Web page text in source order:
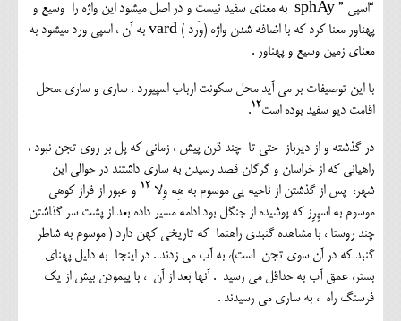
“اسپی ” sphAy به معنای سفید نیست و در اصل میشود این واژه را وسیع و
پهناور معنا کرد که با اضافه شدن واژه (وَرد ) vard به آن ، اسپی ورد میشود به
معنای زمین وسیع و پهناور .
با این توصیفات بر می آید محل سکونت ارباب اسپیورد ، ساری و ساری ،محل
اقامت دیو سفید بوده است۱۲.
در گذشته و از دیرباز حتی تا چند قرن پیش ، زمانی که پل بر روی تجن نبود ،
راهیانی که از خراسان و گرگان قصد رسیدن به ساری داشتند در حوالی این
شهر، پس از گذشتن از ناحیه یی موسوم به هِه وِلا ۱۲ و عبور از فراز کوهی
موسوم به اسپِرِز که پوشیده از جنگل بود ادامه مسیر داده بعد از پشت سر گذاشتن
چند روستا ، با مشاهده گنبدی راهنما که تاریخی کهن دارد ( موسوم به شاطر
گنبد که در آن سوی تجن است)، به آب می زدند . در اینجا به دلیل پهنای
بستر، عمق آب به حداقل می رسید . آنها بعد از آن ، با پیمودن بیش از یک
فرسنگ راه ، به ساری می رسیدند .